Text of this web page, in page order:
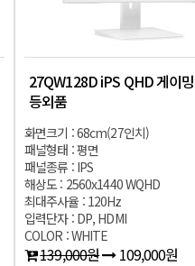
27QW128D iPS QHD 게이
등외품
화면크기 : 68cm(27인치)
패널형태 : 평면
패널종류 : IPS
해상도 : 2560x1440 WQHD
최대주사율 : 120Hz
입력단자 : DP, HDMI
COLOR : WHITE
139,000원 109,000원